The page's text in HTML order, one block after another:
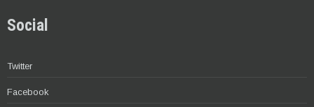
Social
Twitter
Facebook